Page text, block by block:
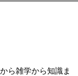
ら雑学から知識ま